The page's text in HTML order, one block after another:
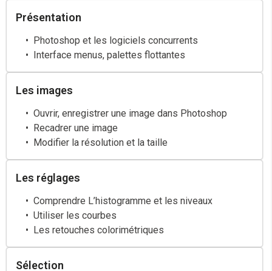
Présentation
Photoshop et les logiciels concurrents
Interface menus, palettes flottantes
Les images
Ouvrir, enregistrer une image dans Photoshop
Recadrer une image
Modifier la résolution et la taille
Les réglages
Comprendre L’histogramme et les niveaux
Utiliser les courbes
Les retouches colorimétriques
Sélection